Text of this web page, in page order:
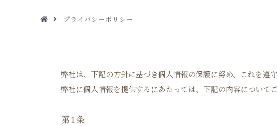
プライバシーポリシー
弊社は、下記の方針に基づき個人情報の保護に努め、これを遵
弊社に個人情報を提供するにあたっては、下記の内容について
第1条